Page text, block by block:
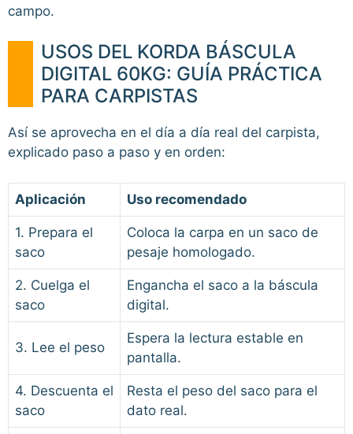
campo.
USOS DEL KORDA BÁSCULA
DIGITAL 60KG: GUÍA PRÁCTICA
PARA CARPISTAS
Así se aprovecha en el día a día real del carpista,
explicado paso a paso y en orden:
Aplicación Uso recomendado
1. Prepara el
saco
Coloca la carpa en un saco de
pesaje homologado.
2. Cuelga el
saco
Engancha el saco a la báscula
digital.
3. Lee el peso
Espera la lectura estable en
pantalla.
4. Descuenta el
saco
Resta el peso del saco para el
dato real.